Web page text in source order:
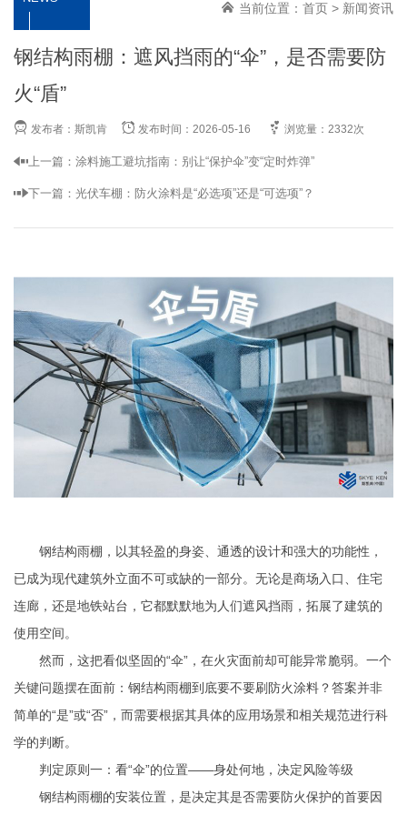
当前位置： 首页 > 新闻资讯
钢结构雨棚：遮风挡雨的“伞”，是否需要防
火“盾”
发布者：斯凯肯 发布时间：2026-05-16 浏览量：2332次
上一篇： 涂料施工避坑指南：别让“保护伞”变“定时炸弹”
下一篇： 光伏车棚：防火涂料是“必选项”还是“可选项”？
钢结构雨棚，以其轻盈的身姿、通透的设计和强大的功能性，
已成为现代建筑外立面不可或缺的一部分。无论是商场入口、住宅
连廊，还是地铁站台，它都默默地为人们遮风挡雨，拓展了建筑的
使用空间。
然而，这把看似坚固的“伞”，在火灾面前却可能异常脆弱。一个
关键问题摆在面前：钢结构雨棚到底要不要刷防火涂料？答案并非
简单的“是”或“否”，而需要根据其具体的应用场景和相关规范进行科
学的判断。
判定原则一：看“伞”的位置——身处何地，决定风险等级
钢结构雨棚的安装位置，是决定其是否需要防火保护的首要因